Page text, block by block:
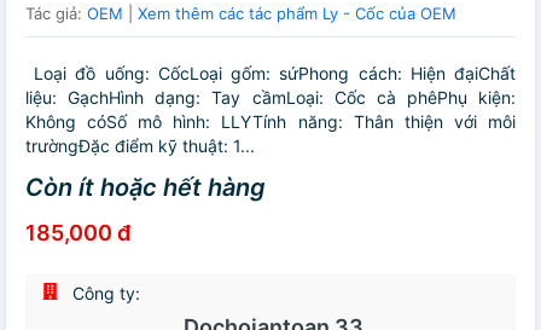
Tác giả: OEM Xem thêm các tác phẩm Ly - Cốc của OEM
Loại đồ uống: CốcLoại gốm: sứPhong cách: Hiện đạiChất
liệu: GạchHình dạng: Tay cầmLoại: Cốc cà phêPhụ kiện:
Không cóSố mô hình: LLYTính năng: Thân thiện với môi
trườngĐặc điểm kỹ thuật: 1...
Còn ít hoặc hết hàng
185,000 đ
Công ty: